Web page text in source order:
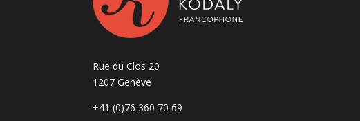
:
Rue du Clos 20
1207 Genève
+41 (0)76 360 70 69